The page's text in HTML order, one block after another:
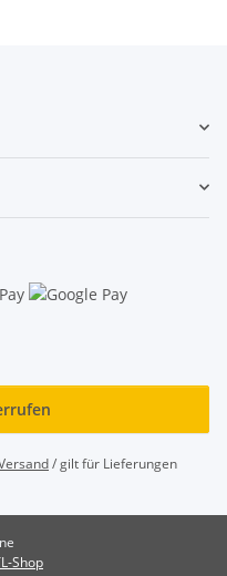
/ gilt für Lieferungen
Shop